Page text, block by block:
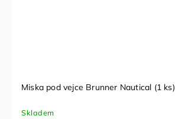
Miska pod vejce Brunner Nautical (1 ks)
Skladem